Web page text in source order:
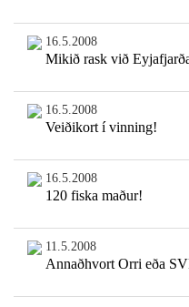
16.5.2008
Mikið rask við
16.5.2008
Veiðikort í vinning!
16.5.2008
120 fiska maður!
11.5.2008
Annaðhvort Orri eða